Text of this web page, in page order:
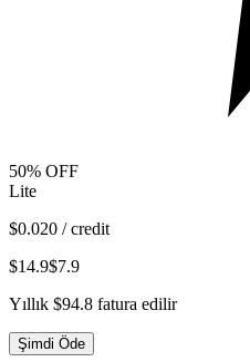
50% OFF
Lite
$0.020 / credit
$14.9$7.9
Yıllık $94.8 fatura edilir
Şimdi Öde